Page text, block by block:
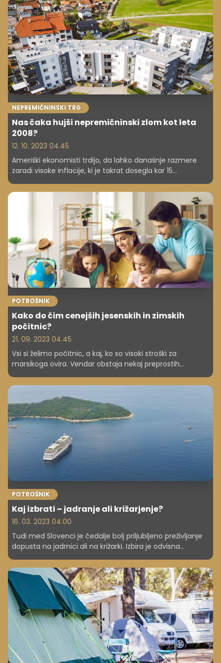
dejavnike, ki skupaj vplivajo na skupne stroške kuhanja.
NEPREMIČNINSKI TRG
Nas čaka hujši nepremičninski zlom kot leta
2008?
12. 10. 2023 04.45
Ameriški ekonomisti trdijo, da lahko današnje razmere
zaradi visoke inflacije, ki je takrat dosegla kar 15
stoletja.
POTROŠNIK
Kako do čim cenejših jesenskih in zimskih
počitnic?
21. 09. 2023 04.45
Vsi si želimo počitnic, a kaj, ko so visoki stroški za
marsikoga ovira. Vendar obstaja nekaj preprostih
tem žrtvovali kakovost ali užitek. In ker bodo kmalu že na
vrsti jesenske počitnice, smo za vas zbrali nekaj
nasvetov, kako do njih po čim nižji ceni.
POTROŠNIK
Kaj izbrati – jadranje ali križarjenje?
16. 03. 2023 04.00
Tudi med Slovenci je čedalje bolj priljubljeno preživljanje
dopusta na jadrnici ali na križarki. Izbira je odvisna
glede na cene in stroške celotnega dopusta.